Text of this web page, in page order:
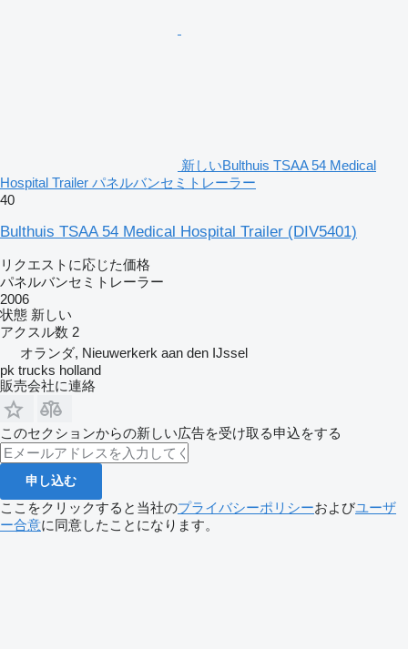
新しいBulthuis TSAA 54 Medical
Hospital Trailer パネルバンセミトレーラー
40
Bulthuis TSAA 54 Medical Hospital Trailer (DIV5401)
リクエストに応じた価格
パネルバンセミトレーラー
2006
状態 新しい
アクスル数 2
オランダ, Nieuwerkerk aan den IJssel
pk trucks holland
販売会社に連絡
このセクションからの新しい広告を受け取る申込をする
申し込む
ここをクリックすると当社のプライバシーポリシーおよびユーザ
ー合意に同意したことになります。